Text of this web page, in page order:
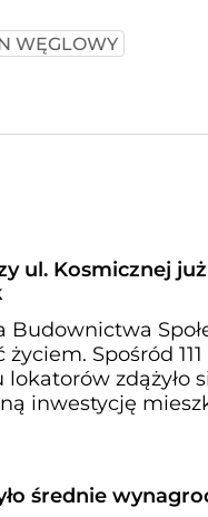
WĘGLOWY
ul. Kosmicznej
Spośród
zdążyło
inwestycję
średnie